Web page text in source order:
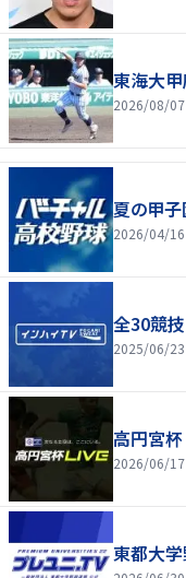
東海大
2026/08/
夏の甲子
2026/04/
全30競技
2025/06/
高円宮杯
2026/06/
東都大学